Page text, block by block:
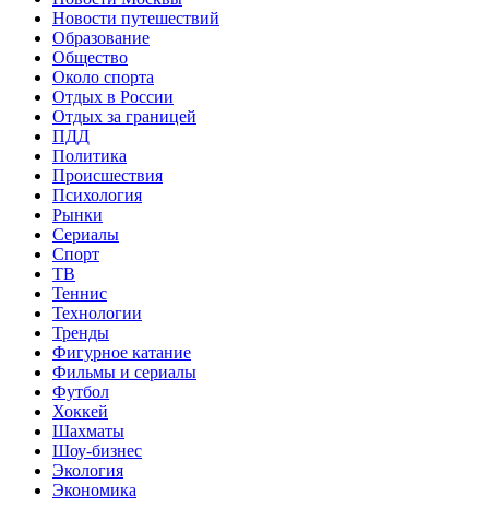
Новости путешествий
Образование
Общество
Около спорта
Отдых в России
Отдых за границей
ПДД
Политика
Происшествия
Психология
Рынки
Сериалы
Спорт
ТВ
Теннис
Технологии
Тренды
Фигурное катание
Фильмы и сериалы
Футбол
Хоккей
Шахматы
Шоу-бизнес
Экология
Экономика